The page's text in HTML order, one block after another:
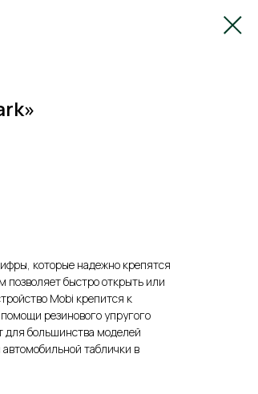
которые надежно крепятся
позволяет быстро открыть или
Mobi крепится к
резинового упругого
для большинства моделей
таблички в